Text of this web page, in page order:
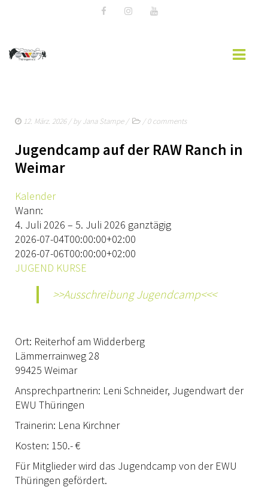
TERMINE
REGELBUCH & PATTERNBOOK
DOKUMENTE & ORDNUNGEN
WESTERNREITEN
VORSTAND THÜRINGEN
RANCHES IN THÜRINGEN
DOWNLOAD
SPONSOREN
ONLINESHOP
EWU BUND
12. März. 2026/ byJana Stampe/ /0 comments
Jugendcamp auf der RAW Ranch in
Weimar
Kalender
Wann:
4. Juli 2026 – 5. Juli 2026 ganztägig
2026-07-04T00:00:00+02:00
2026-07-06T00:00:00+02:00
JUGEND KURSE
>>Ausschreibung Jugendcamp<<<
Ort: Reiterhof am Widderberg
Lämmerrainweg 28
99425 Weimar
Ansprechpartnerin: Leni Schneider, Jugendwart der
EWU Thüringen
Trainerin: Lena Kirchner
Kosten: 150.- €
Für Mitglieder wird das Jugendcamp von der EWU
Thüringen gefördert.